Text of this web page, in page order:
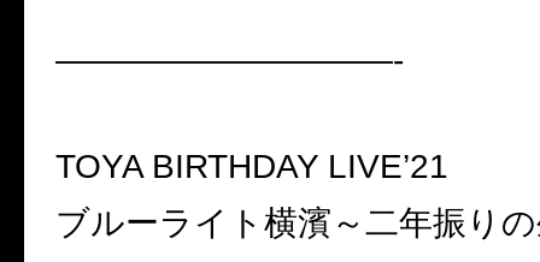
——————————-
TOYA BIRTHDAY LIVE’21
ブルーライト横濱～二年振り